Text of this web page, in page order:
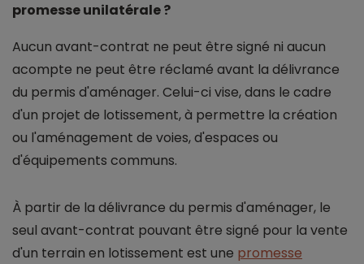
promesse unilatérale ?
Aucun avant-contrat ne peut être signé ni aucun
acompte ne peut être réclamé avant la délivrance
du permis d'aménager. Celui-ci vise, dans le cadre
d'un projet de lotissement, à permettre la création
ou l'aménagement de voies, d'espaces ou
d'équipements communs.
À partir de la délivrance du permis d'aménager, le
seul avant-contrat pouvant être signé pour la vente
d'un terrain en lotissement est une promesse